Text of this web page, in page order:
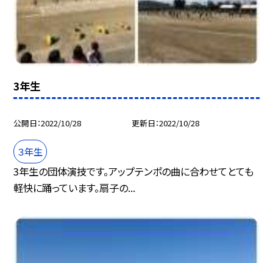
3年生
公開日 2022/10/28 更新日 2022/10/28
３年生
3年生の団体演技です。アップテンポの曲に合わせてとても
軽快に踊っています。扇子の...